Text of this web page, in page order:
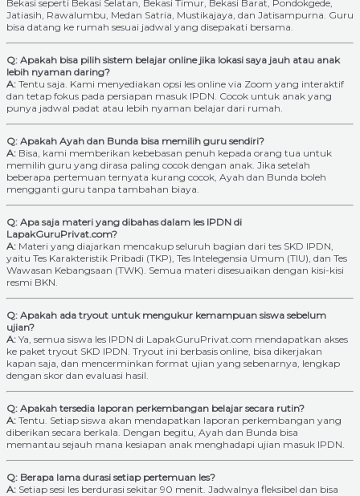
Bekasi seperti Bekasi Selatan, Bekasi Timur, Bekasi Barat, Pondokgede,
Jatiasih, Rawalumbu, Medan Satria, Mustikajaya, dan Jatisampurna. Guru
bisa datang ke rumah sesuai jadwal yang disepakati bersama.
Q: Apakah bisa pilih sistem belajar online jika lokasi saya jauh atau anak
lebih nyaman daring?
A: Tentu saja. Kami menyediakan opsi les online via Zoom yang interaktif
dan tetap fokus pada persiapan masuk IPDN. Cocok untuk anak yang
punya jadwal padat atau lebih nyaman belajar dari rumah.
Q: Apakah Ayah dan Bunda bisa memilih guru sendiri?
A: Bisa, kami memberikan kebebasan penuh kepada orang tua untuk
memilih guru yang dirasa paling cocok dengan anak. Jika setelah
beberapa pertemuan ternyata kurang cocok, Ayah dan Bunda boleh
mengganti guru tanpa tambahan biaya.
Q: Apa saja materi yang dibahas dalam les IPDN di
LapakGuruPrivat.com?
A: Materi yang diajarkan mencakup seluruh bagian dari tes SKD IPDN,
yaitu Tes Karakteristik Pribadi (TKP), Tes Intelegensia Umum (TIU), dan Tes
Wawasan Kebangsaan (TWK). Semua materi disesuaikan dengan kisi-kisi
resmi BKN.
Q: Apakah ada tryout untuk mengukur kemampuan siswa sebelum
ujian?
A: Ya, semua siswa les IPDN di LapakGuruPrivat.com mendapatkan akses
ke paket tryout SKD IPDN. Tryout ini berbasis online, bisa dikerjakan
kapan saja, dan mencerminkan format ujian yang sebenarnya, lengkap
dengan skor dan evaluasi hasil.
Q: Apakah tersedia laporan perkembangan belajar secara rutin?
A: Tentu. Setiap siswa akan mendapatkan laporan perkembangan yang
diberikan secara berkala. Dengan begitu, Ayah dan Bunda bisa
memantau sejauh mana kesiapan anak menghadapi ujian masuk IPDN.
Q: Berapa lama durasi setiap pertemuan les?
A: Setiap sesi les berdurasi sekitar 90 menit. Jadwalnya fleksibel dan bisa